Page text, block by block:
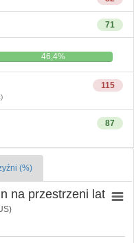
71
46,4%
115
87
(%)
na przestrzeni lat